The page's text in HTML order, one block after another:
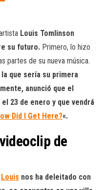
Louis Tomlinson
su futuro. Primero, lo hizo
partes de su nueva música.
la que sería su primera
anunció que el
23 de enero y que vendrá
Did I Get Here?«.
de
Louis nos ha deleitado con